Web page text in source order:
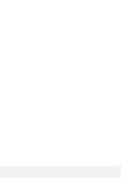
hàng chục
thường.